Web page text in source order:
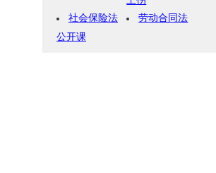
社会保险法
公开课
劳动合同法